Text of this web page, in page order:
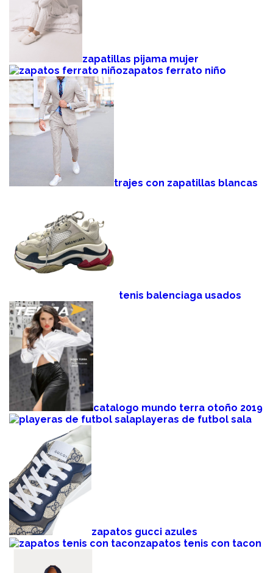
zapatillas pijama mujer
zapatos ferrato niño
trajes con zapatillas blancas
tenis balenciaga usados
catalogo mundo terra otoño 2019
playeras de futbol sala
zapatos gucci azules
zapatos tenis con tacon